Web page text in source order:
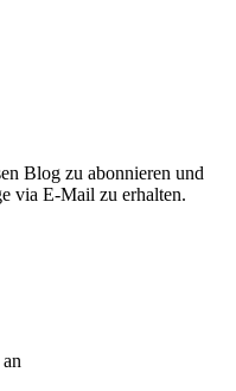
Blog zu abonnieren und
via E-Mail zu erhalten.